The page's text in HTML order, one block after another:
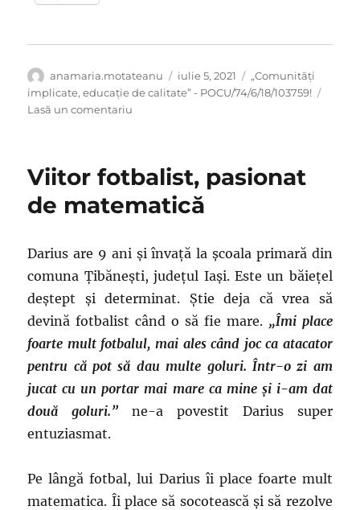
Autor
anamaria.motateanu
Publicat
pe
iulie 5, 2021 Categorii
„Comunități
implicate, educație de calitate” - POCU/74/6/18/103759!
Lasă un comentariu
de
și
învață
la
o
profesională
cu
profil
pentru
că
permis
să
Viitor fotbalist, pasionat
de matematică
Darius are 9 ani și învață la școala primară din
comuna Țibănești, județul Iași. Este un băiețel
deștept și determinat. Știe deja că vrea să
devină fotbalist când o să fie mare. „Îmi place
foarte mult fotbalul, mai ales când joc ca atacator
pentru că pot să dau multe goluri. Într-o zi am
jucat cu un portar mai mare ca mine și i-am dat
două goluri.” ne-a povestit Darius super
entuziasmat.
Pe lângă fotbal, lui Darius îi place foarte mult
matematica. Îi place să socotească și să rezolve